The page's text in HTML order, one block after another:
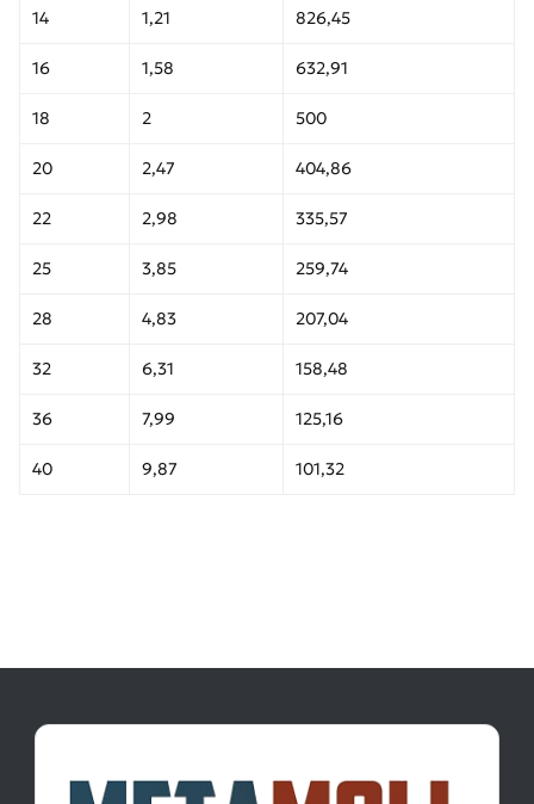
14 1,21 826,45
16 1,58 632,91
18 2 500
20 2,47 404,86
22 2,98 335,57
25 3,85 259,74
28 4,83 207,04
32 6,31 158,48
36 7,99 125,16
40 9,87 101,32